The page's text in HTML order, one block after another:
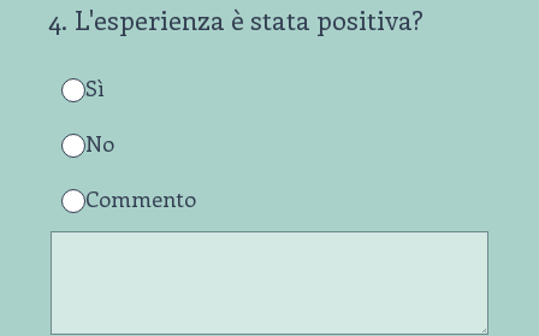
4. L'esperienza è stata positiva?
Sì
No
Commento